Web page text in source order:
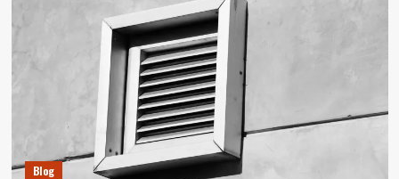
Blog